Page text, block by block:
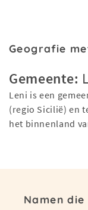
Geografie
Gemeente:
Leni is een
(regio Sicilië) en
het binnenland
Namen